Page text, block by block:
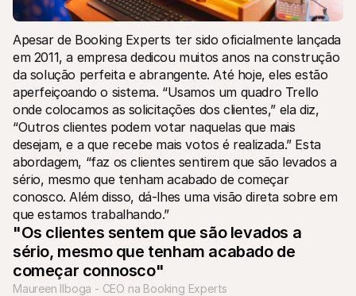
Apesar de Booking Experts ter sido oficialmente lançada
em 2011, a empresa dedicou muitos anos na construção
da solução perfeita e abrangente. Até hoje, eles estão
aperfeiçoando o sistema. “Usamos um quadro Trello
onde colocamos as solicitações dos clientes,” ela diz,
“Outros clientes podem votar naquelas que mais
desejam, e a que recebe mais votos é realizada.” Esta
abordagem, “faz os clientes sentirem que são levados a
sério, mesmo que tenham acabado de começar
conosco. Além disso, dá-lhes uma visão direta sobre em
que estamos trabalhando.”
"Os clientes sentem que são levados a
sério, mesmo que tenham acabado de
começar connosco"
Maureen Ilboga - CEO na Booking Experts